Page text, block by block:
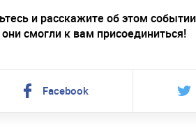
и расскажите об этом
смогли к вам присоединиться!
Facebook